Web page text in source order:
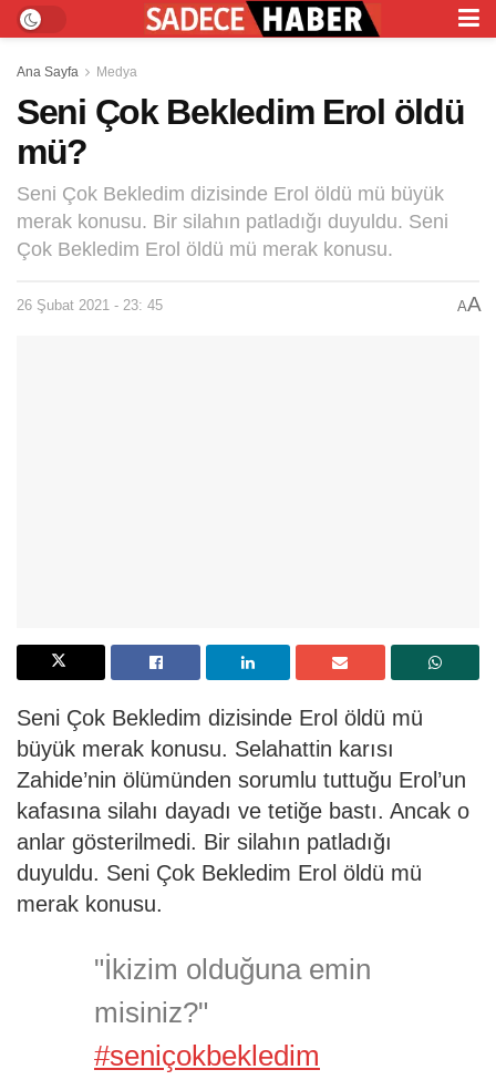
Ana Sayfa Medya
Seni Çok Bekledim Erol öldü
mü?
Seni Çok Bekledim dizisinde Erol öldü mü büyük
merak konusu. Bir silahın patladığı duyuldu. Seni
Çok Bekledim Erol öldü mü merak konusu.
26 Şubat 2021 - 23: 45 AA
Seni Çok Bekledim dizisinde Erol öldü mü
büyük merak konusu. Selahattin karısı
Zahide’nin ölümünden sorumlu tuttuğu Erol’un
kafasına silahı dayadı ve tetiğe bastı. Ancak o
anlar gösterilmedi. Bir silahın patladığı
duyuldu. Seni Çok Bekledim Erol öldü mü
merak konusu.
"İkizim olduğuna emin
misiniz?"
#seniçokbekledim